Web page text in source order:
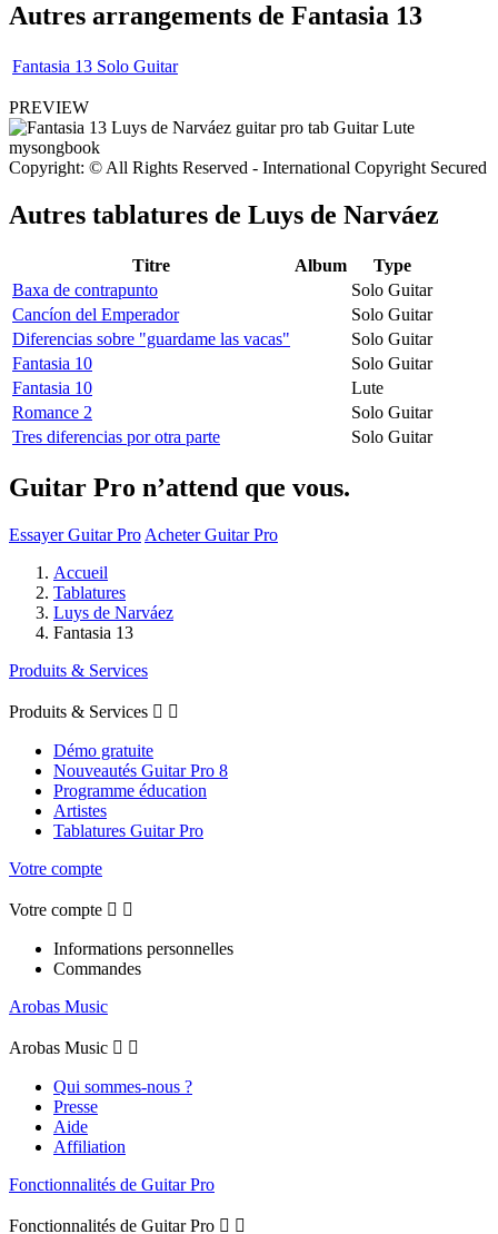
Autres arrangements de Fantasia 13
Fantasia 13 Solo Guitar
PREVIEW
Copyright: © All Rights Reserved - International Copyright Secured
Autres tablatures de Luys de Narváez
Titre Album
Type
Baxa de contrapunto
Solo Guitar
Cancíon del Emperador
Solo Guitar
Diferencias sobre "guardame las vacas"
Solo Guitar
Fantasia 10
Solo Guitar
Fantasia 10
Lute
Romance 2
Solo Guitar
Tres diferencias por otra parte
Solo Guitar
Guitar Pro n’attend que vous.
Essayer Guitar Pro Acheter Guitar Pro
Accueil
Tablatures
Luys de Narváez
Fantasia 13
Produits & Services
Produits & Services  
Démo gratuite
Nouveautés Guitar Pro 8
Programme éducation
Artistes
Tablatures Guitar Pro
Votre compte
Votre compte  
Informations personnelles
Commandes
Arobas Music
Arobas Music  
Qui sommes-nous ?
Presse
Aide
Affiliation
Fonctionnalités de Guitar Pro
Fonctionnalités de Guitar Pro  